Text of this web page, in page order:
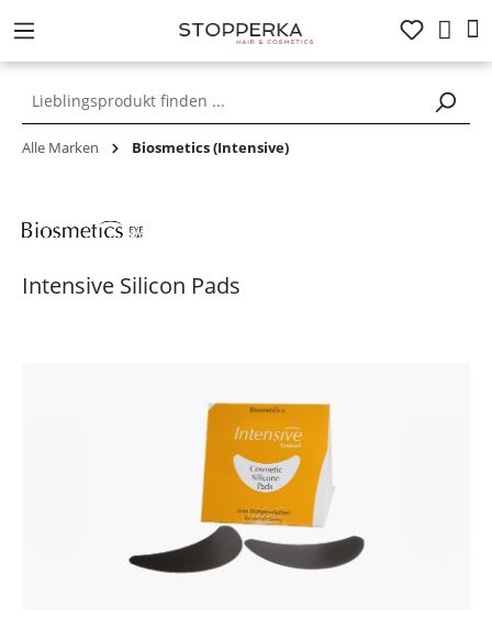
springen
Alle Marken Biosmetics (Intensive)
Intensive Silicon Pads